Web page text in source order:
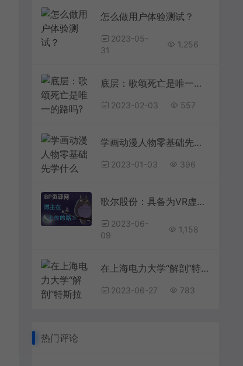
怎么做用户体验测试？
2023-05-
31
1,256
底层：歌颂死亡是唯一的路吗?
2023-02-03 557
学画动漫人物零基础先学什么
2023-01-03 396
歌尔股份：具备为VR虚拟现实产品提供整体系统解决方案的能力为找刺激，女子给自己注射黑寡妇蜘蛛，心率飙升188，结果如何？
2023-06-
09
1,158
在上海电力大学“解剖”特斯拉 校企携手研发3D解构示教平台培养卓越工程师明星在资本面前有多卑微？杨颖被摸胸抱起，林更新被怒骂不敢回嘴
2023-06-27 783
热门评论